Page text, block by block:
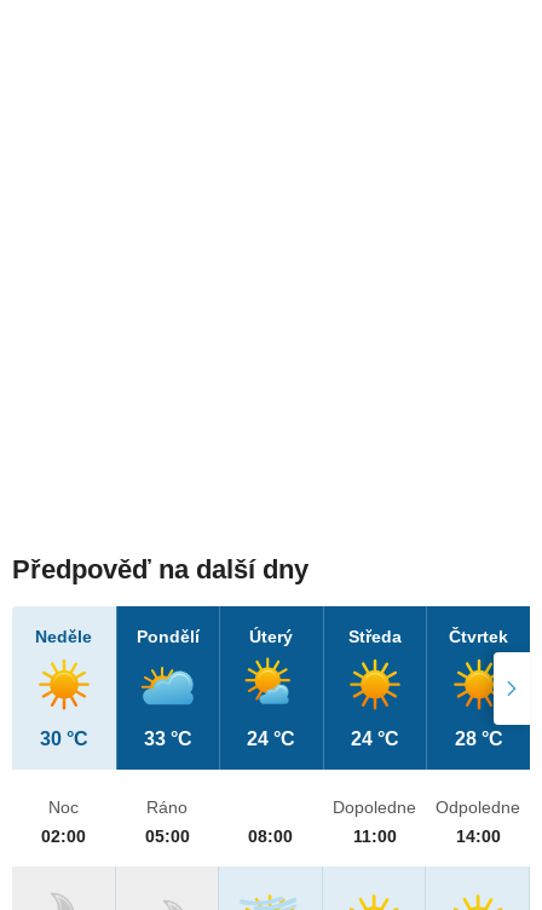
Předpověď na další dny
Neděle
30 °C
Pondělí
33 °C
Úterý
24 °C
Středa
24 °C
Čtvrtek
28 °C
Noc
02:00
Ráno
05:00
08:00
Dopoledne
11:00
Odpoledne
14:00